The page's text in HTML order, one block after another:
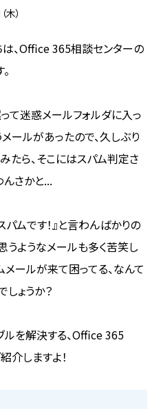
）
は、Office 365相談センターの
て迷惑メールフォルダに入っ
ールがあったので、久しぶり
たら、そこにはスパム判定さ
さかと...
パムです！』と言わんばかりの
うようなメールも多く苦笑し
ールが来て困ってる、なんて
ょうか？
ルを解決する、Office 365
介しますよ！